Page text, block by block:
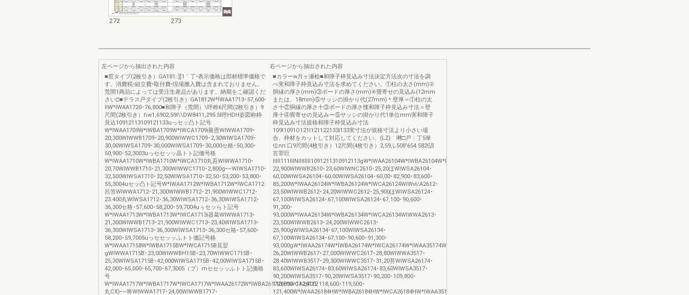
272 273
左ページから抽出された内容
■窓タイプ(2枚引き）GA181::]]1｀丁•表示価格は部材標準価格で
す。消費税•組立費•取付費•現場搬入費は含まれておりません。
荒間1商品によっては受注生産品があります。納期をこ確認くだ
さい□■テラス戸タイプ(2枚引き）GA1812W*IWAA1713･57,600-
IIW*IWAA1720･76,800■和障子（荒間）\呼称6尺間(2枚引き）9
尺間(2枚引き）I\w1,6902,59I\\DW8411,295.5l呼HDH姿図称枠
見込10912113109121133uっセッ凸ト記号
W*IWAA1709W*IWBA1709W*IWCA1709i薔恩WIWWA1709･
20,300WIWWB1709･20,900WIWWC1709･2,30WIWSA1709･
30,00WIWSA1709･30,000WIWSA1709･30,000セ格･50,300･
50,900･52,3003uっセセッッ晶トト記価号格
W*IWAA1710W*IWBA1710W*IWCA1710丸吾WIWWA1710･
20,70WIWWB1710･21,300WIWWC1710･2,800g•—WIWSA1710･
32,500WIWSA1710･32,50WIWSA1710･32,50･53,200･53,800･
55,3004uセッ凸ト記号W*IWAA1712W*IWBA1712W*IWCA1712
呂笞WIWWA1712･21,300WIWWB1712･21,900WIWWC1712･
23.400丸WIWSA1712･36,30WIWSA1712･36,30WIWSA1712･
36,300セ格･57,600･58,200･59,7004uぅセッらト記号
W*IWAA1713W*IWBA1713W*IWCA1713i器葛WIWWA1713･
21,300WIWWB1713･21,900WIWWC1713･23,40WIWSA1713･
36,300WIWSA1713･36,300WIWSA1713･36,300セ格･57,600･
58,200･59,7005uっセセッッふトト価記号格
W*IWAA17158W*IWBA1715BW*IWCA1715B見翌
gWIWWA1715B･23,00WIWWBH15B･23,70WIWWC1715B･
25,30WIWSA1715B･42,000WIWSA1715B･42,00WIWSA1715B･
42,000･65,000･65,700･67,3005（プ）mセセッッふトト記価格
号
W*IWAA1717W*IWBA1717W*IWCA1717W*IWAA26172W*IWBA26172W*IWCA26172
丸CX)•—将WIWWA1717･24,00WIWWB1717･
右ページから抽出された内容
■カラーw月ヶ瀬桧■和障子枠見込み寸法決定方法次の寸法を調
べ実和障子枠見込み寸法を求めてください。①柱の太さ(mm)②
胴縁の厚さ(mm)③ボードの厚さ(mm)④畳寄せの見込み(12mm
または、18mm)⑤サッシの掛かり代(27mm)＊壁厚＝①柱の太
さ十②胴縁の厚さ十③ボードの厚さ慄和障子枠見込み寸法＝壁
厚十④畳寄せの見込みー⑤サッシの掛かり代1単位mm実和障子
枠見込み寸法規格和障子枠見込み寸法
109I1091O121I121122133I133実寸法が規格寸法より小さい場
合、枠材をカットして対応してください。(LZ)｀囀□戸：丁5単
位nn:口9尺間(4枚引き）12尺間(4枚引き）2,59ふ508'654.582!訓
言罪巨
IlIll111IIINIIIIIIII1091211310912113gW*IWAA26104W*IWBA26104W*IWCA26104WIWWA2610･
22,900WIWWB2610･23,60WIWNC2610･25,20ほWIWSA26104･
60,00WIWSA26104･60,00WIWSA26104･60,00･82,900･83,600･
85,200W*IWAA26124W*IWBA26124W*IWCA26124WIWvl/A2612･
23,50WIWWB2612･24,20WIWWC2612･25,900ほWIWSA26124･
67,100WIWSA26124･67,100WIWSA26124･67,100･90,600･
91,300･
93,000W*IWAA26134W*IWBA26134W*IWCA26134WIWWA2613･
23,500WIWWB2613･24,200WIWWC2613･
25,900gWIWSA26134･67,100WIWSA26134･
67,100WIWSA26134･67,100･90,600･91,300･
93,000gW*IWAA26174W*IWBA26174W*IWCA26174W*IWAA35174W*IWBA35174W*IWCA35174WIWWA2617･
26,20WIWWB2617･27,000WIWWC2617･28,80WIWWA3517･
28.40WIWWB3517･29,300WIWWC3517･31,20苔WIWSA26174･
83,600WIWSA26174･83,60WIWSA26174･83,60WIWSA3517･
90,200WIWSA3517･90,20WIWSA3517･90,200･109,800･
110,600･112,400･118,600･119,500･
121,400W*IWAA26184HW*IWBA26184HW*IWCA26184HW*IWAA35184HW*IWBA35184HW*IWCA35184HWIWWA2618H･